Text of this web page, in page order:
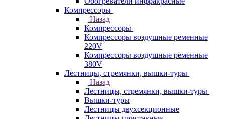
Компрессоры
Назад
Компрессоры
Компрессоры воздушные ременные
220V
Компрессоры воздушные ременные
380V
Лестницы, стремянки, вышки-туры
Назад
Лестницы, стремянки, вышки-туры
Вышки-туры
Лестницы двухсекционные